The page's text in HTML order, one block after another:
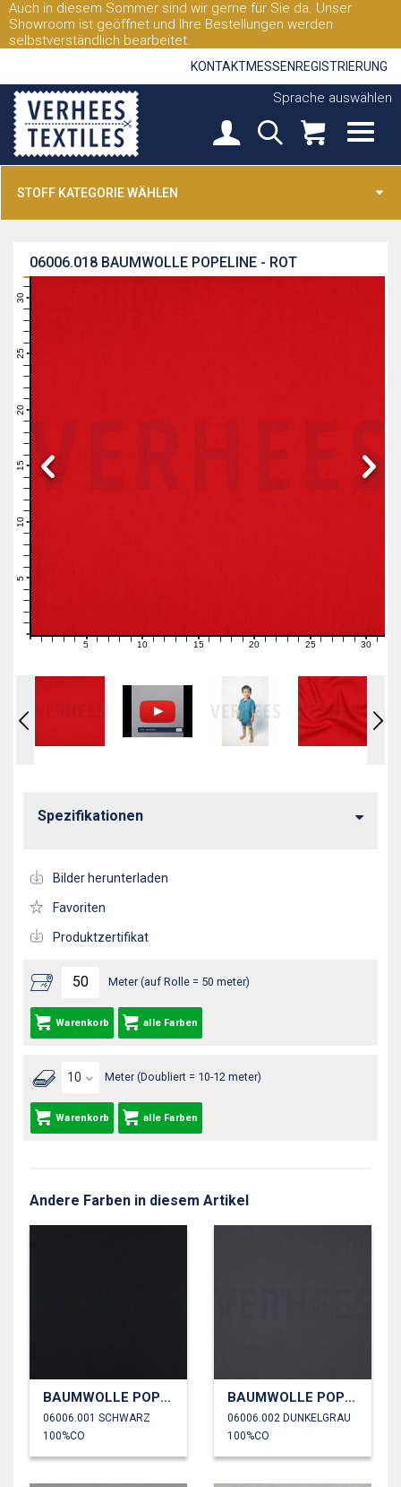
Auch in diesem Sommer sind wir gerne für Sie da. Unser
Showroom ist geöffnet und Ihre Bestellungen werden
selbstverständlich bearbeitet.
KONTAKTMESSEN REGISTRIERUNG
Sprache auswählen
STOFF KATEGORIE WÄHLEN
BAUMWOLLE POPELINE - ROT
06006.018
11
16
21
26
1 2 3 4 6 7 89 11121314 16171819 21222324 26272829 31
Meter (auf Rolle = 50 meter)
Warenkorb alle Farben
Meter (Doubliert = 10-12 meter)
Warenkorb alle Farben
Spezifikationen
Bilder herunterladen
Favoriten
Produktzertifikat
Andere Farben in diesem Artikel
BAUMWOLLE POPELINE
06006.001 SCHWARZ
100%CO
BAUMWOLLE POPELINE
06006.002 DUNKELGRAU
100%CO